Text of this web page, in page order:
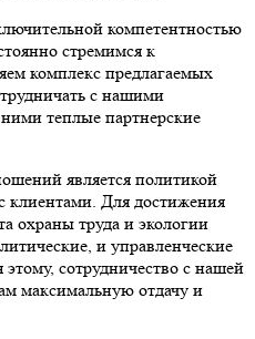
компетентностью
стремимся к
комплекс предлагаемых
с нашими
теплые партнерские
является политикой
клиентами. Для достижения
охраны труда и экологии
и управленческие
сотрудничество с нашей
максимальную отдачу и